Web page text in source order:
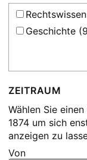
Geschichte
ZEITRAUM
Wählen Sie
1874 um sich
anzeigen zu
Von